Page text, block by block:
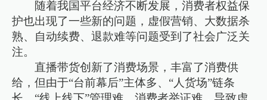
随着我国平台经济不断发展，消费者权益保
护也出现了一些新的问题，虚假营销、大数据杀
熟、自动续费、退款难等问题受到了社会广泛关
注。
直播带货创新了消费场景，丰富了消费供
给，但由于“台前幕后”主体多、“人货场”链条